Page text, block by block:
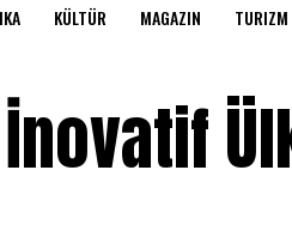
KÜLTÜR MAGAZIN TURIZM